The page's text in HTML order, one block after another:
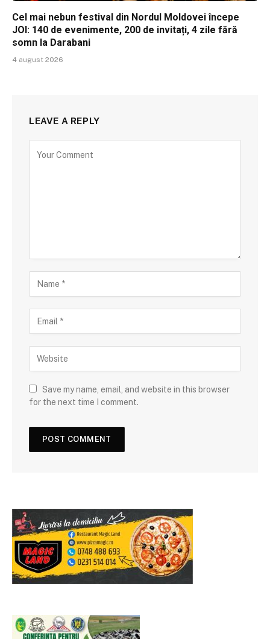
Cel mai nebun festival din Nordul Moldovei începe
JOI: 140 de evenimente, 200 de invitați, 4 zile fără
somn la Darabani
4 august 2026
LEAVE A REPLY
Save my name, email, and website in this browser
for the next time I comment.